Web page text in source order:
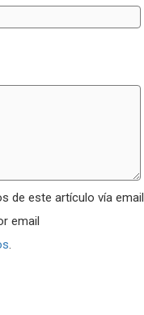
de este artículo vía email
email
.